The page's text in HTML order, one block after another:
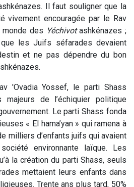
Il faut souligner que la
vivement encouragée par le Rav
monde des Yéchivotashkénazes ;
les Juifs séfarades devaient
et ne pas dépendre du bon
'Ovadia Yossef, le parti Shass
de l’échiquier politique
Le parti Shass fonda
« El hama’yan » qui ramena à
milliers d’enfants juifs qui avaient
environnante laïque. Les
la création du parti Shass, seuls
mettaient leurs enfants dans
Trente ans plus tard, 50%